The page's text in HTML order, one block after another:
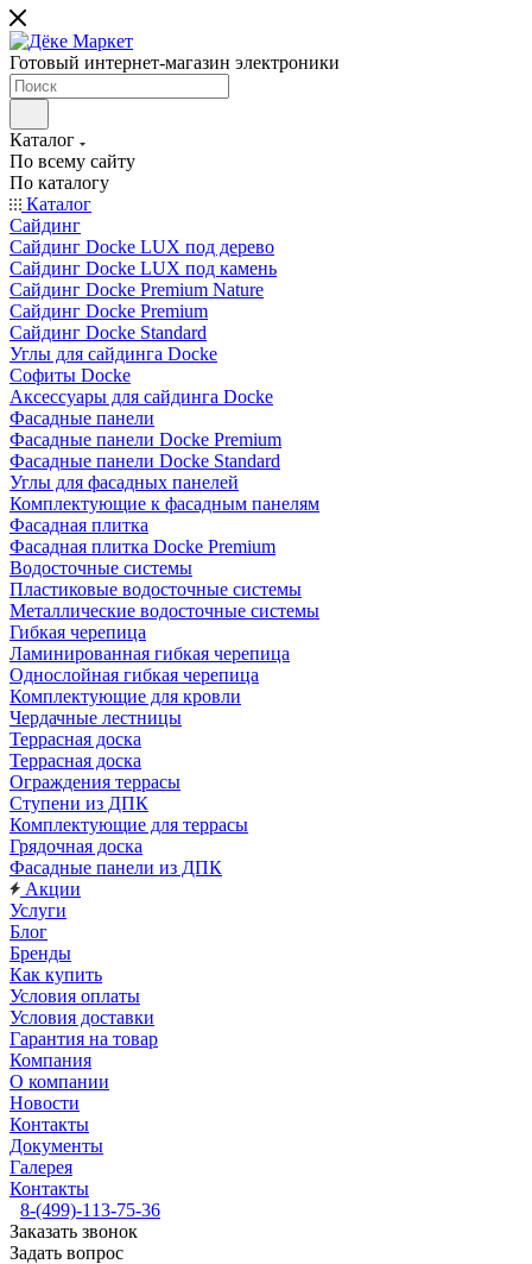
Готовый интернет-магазин электроники
Каталог
По всему сайту
По каталогу
Каталог
Сайдинг
Сайдинг Docke LUX под дерево
Сайдинг Docke LUX под камень
Сайдинг Docke Premium Nature
Сайдинг Docke Premium
Сайдинг Docke Standard
Углы для сайдинга Docke
Софиты Docke
Аксессуары для сайдинга Docke
Фасадные панели
Фасадные панели Docke Premium
Фасадные панели Docke Standard
Углы для фасадных панелей
Комплектующие к фасадным панелям
Фасадная плитка
Фасадная плитка Docke Premium
Водосточные системы
Пластиковые водосточные системы
Металлические водосточные системы
Гибкая черепица
Ламинированная гибкая черепица
Однослойная гибкая черепица
Комплектующие для кровли
Чердачные лестницы
Террасная доска
Террасная доска
Ограждения террасы
Ступени из ДПК
Комплектующие для террасы
Грядочная доска
Фасадные панели из ДПК
Акции
Услуги
Блог
Бренды
Как купить
Условия оплаты
Условия доставки
Гарантия на товар
Компания
О компании
Новости
Контакты
Документы
Галерея
Контакты
8-(499)-113-75-36
Заказать звонок
Задать вопрос